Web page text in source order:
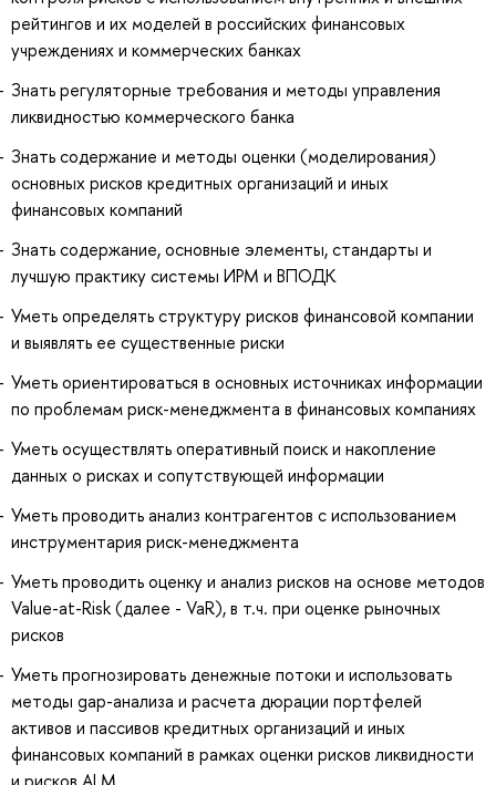
рейтингов и их моделей в российских финансовых
учреждениях и коммерческих банках
Знать регуляторные требования и методы управления
ликвидностью коммерческого банка
Знать содержание и методы оценки (моделирования)
основных рисков кредитных организаций и иных
финансовых компаний
Знать содержание, основные элементы, стандарты и
лучшую практику системы ИРМ и ВПОДК
Уметь определять структуру рисков финансовой компании
и выявлять ее существенные риски
Уметь ориентироваться в основных источниках информации
по проблемам риск-менеджмента в финансовых компаниях
Уметь осуществлять оперативный поиск и накопление
данных о рисках и сопутствующей информации
Уметь проводить анализ контрагентов с использованием
инструментария риск-менеджмента
Уметь проводить оценку и анализ рисков на основе методов
Value-at-Risk (далее - VaR), в т.ч. при оценке рыночных
рисков
Уметь прогнозировать денежные потоки и использовать
методы gap-анализа и расчета дюрации портфелей
активов и пассивов кредитных организаций и иных
финансовых компаний в рамках оценки рисков ликвидности